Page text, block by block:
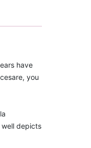
have
you
well depicts